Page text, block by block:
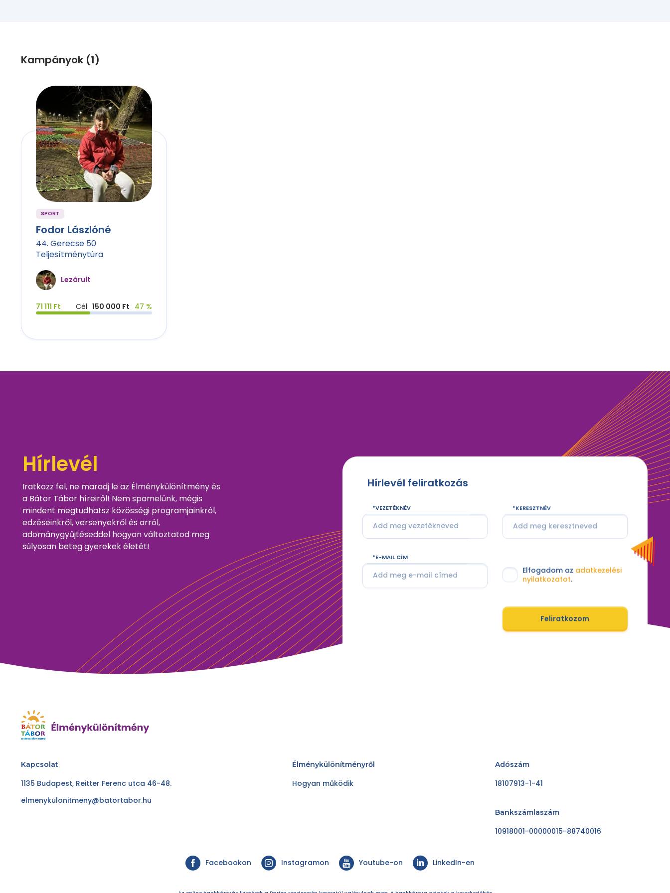
Kampányok (1)
SPORT
Fodor Lászlóné
44. Gerecse 50
Teljesítménytúra
Lezárult
71 111 Ft Cél 150 000 Ft 47 %
Hírlevél
Iratkozz fel, ne maradj le az Élménykülönítmény és
a Bátor Tábor híreiről! Nem spamelünk, mégis
mindent megtudhatsz közösségi programjainkról,
edzéseinkről, versenyekről és arról,
adománygyűjtéseddel hogyan változtatod meg
súlyosan beteg gyerekek életét!
Hírlevél feliratkozás
VEZETÉKNÉV KERESZTNÉV
E-MAIL CÍM
Elfogadom az adatkezelési
nyilatkozatot.
Feliratkozom
Kapcsolat
1135 Budapest, Reitter Ferenc utca 46-48.
elmenykulonitmeny@batortabor.hu
Élménykülönítményről
Hogyan működik
Adószám
18107913-1-41
Bankszámlaszám
10918001-00000015-88740016
Facebookon Instagramon Youtube-on LinkedIn-en